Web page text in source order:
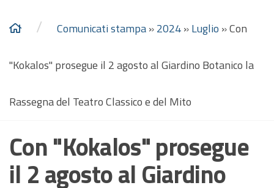
/ Comunicati stampa»2024»Luglio »Con
"Kokalos" prosegue il 2 agosto al Giardino Botanico la
Rassegna del Teatro Classico e del Mito
Con "Kokalos" prosegue
il 2 agosto al Giardino